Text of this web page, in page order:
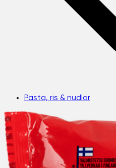
Pasta, ris & nudlar